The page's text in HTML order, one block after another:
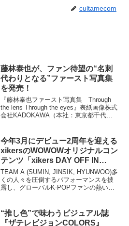
cultamecom
藤林泰也が、ファン待望の“名刺
代わりとなる”ファースト写真集
を発売！
『藤林泰也ファースト写真集 Through
the lens Through the eyes』表紙画像株式
会社KADOKAWA（本社：東京都千代田
Through ...
今年3月にデビュー2周年を迎える
xikersのWOWOWオリジナルコン
テンツ「xikers DAY OFF IN
TOKYO」をWOWOW公式
YouTubeとWOWOWオンデマン
ドにて独占配信！
TEAM A (SUMIN, JINSIK, HYUNWOO)多
くの人々を圧倒するパフォーマンスを披
露し、グローバルK-POPファンの熱い関
オリジナルコンテ...
“推し色”で味わうビジュアル誌
『ザテレビジョンCOLORS』